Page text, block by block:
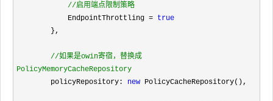
//启用端点限制策略
            EndpointThrottling =
true
//如果是owin寄宿，替换成
PolicyMemoryCacheRepository
        policyRepository:
new PolicyCacheRepository(),